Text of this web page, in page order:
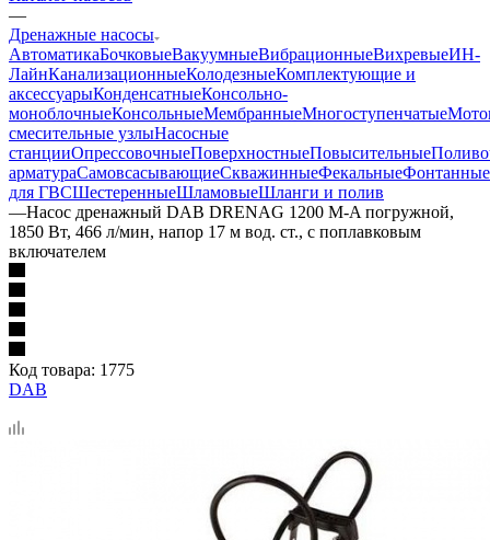
—
Дренажные насосы
АвтоматикаБочковыеВакуумныеВибрационныеВихревыеИН-
ЛайнКанализационныеКолодезныеКомплектующие и
аксессуарыКонденсатныеКонсольно-
моноблочныеКонсольныеМембранныеМногоступенчатые
смесительные узлыНасосные
станцииОпрессовочныеПоверхностныеПовысительные
арматураСамовсасывающиеСкважинныеФекальныеФонтанные
для ГВСШестеренныеШламовыеШланги и полив
—Насос дренажный DAB DRENAG 1200 M-A погружной,
1850 Вт, 466 л/мин, напор 17 м вод. ст., с поплавковым
включателем
Код товара: 1775
DAB